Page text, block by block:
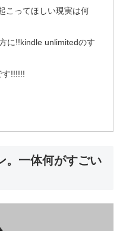
こってほしい現実は何
に!!kindle unlimitedのす
す!!!!!!
。一体何がすごい